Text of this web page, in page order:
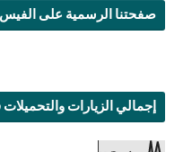
صفحتنا الرسمية على
إجمالي الزيارات